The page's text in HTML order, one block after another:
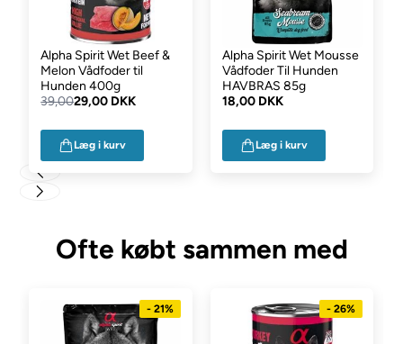
Tilsætningsstoffer:Vitamina A (3a672a): 5397 IU/kg, Vitamina
D3 (3a671): 345 IU/kg, Vitamina E (3a700) 108 IU/kg. Mineraler:
3b503 (Mn:2,15), 3b103 Fe:22), 3b405 (Cu:3), 3b603 (Zn:22),
3b201 (I:0,3).
Alpha Spirit Wet Beef &
Melon Vådfoder til
Hunden 400g
39,0029,00 DKK
Læg i kurv
Alpha Spirit Wet Mousse
Vådfoder Til Hunden
HAVBRAS 85g
18,00 DKK
Læg i kurv
Ofte købt sammen med
- 21% - 26%